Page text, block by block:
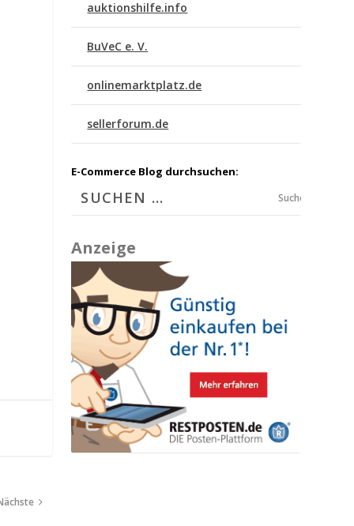
auktionshilfe.info
BuVeC e. V.
onlinemarktplatz.de
sellerforum.de
E-Commerce Blog durchsuchen:
Suchen
Anzeige